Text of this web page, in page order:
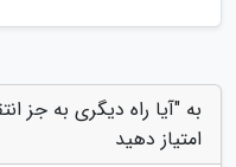
به "آیا راه دیگری به جز
امتیاز دهید